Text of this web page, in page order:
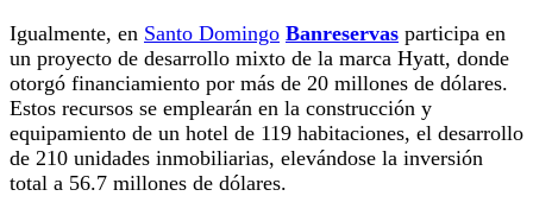
Igualmente, en Santo Domingo Banreservas participa en
un proyecto de desarrollo mixto de la marca Hyatt, donde
otorgó financiamiento por más de 20 millones de dólares.
Estos recursos se emplearán en la construcción y
equipamiento de un hotel de 119 habitaciones, el desarrollo
de 210 unidades inmobiliarias, elevándose la inversión
total a 56.7 millones de dólares.